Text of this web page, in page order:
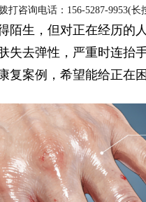
打咨询电话：156-5287-9953(长
陌生，但对正在经历
失去弹性，严重时连抬
复案例，希望能给正在